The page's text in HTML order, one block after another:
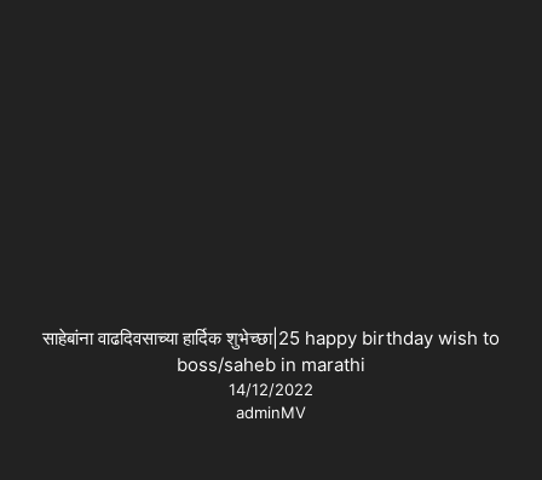
साहेबांना वाढदिवसाच्या हार्दिक शुभेच्छा|25 happy birthday wish to
boss/saheb in marathi
14/12/2022
adminMV